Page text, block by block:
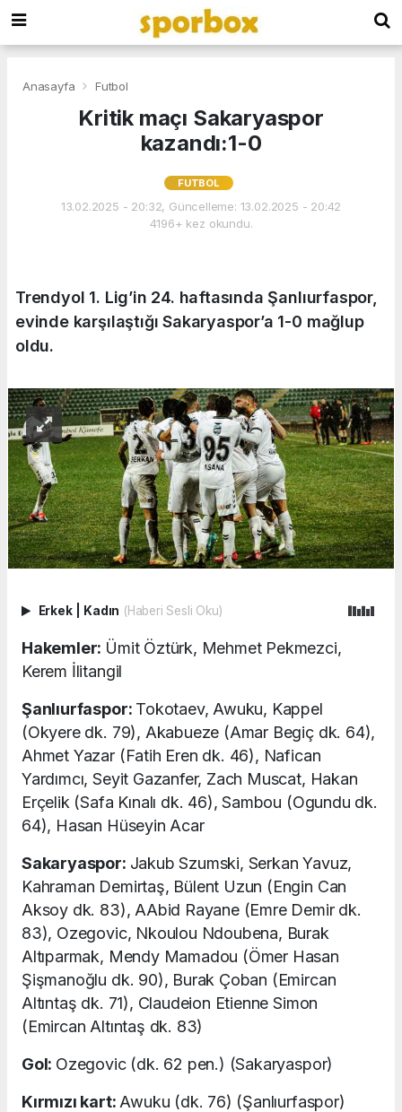
Anasayfa Futbol
Kritik maçı Sakaryaspor
kazandı:1-0
FUTBOL
13.02.2025 - 20:32, Güncelleme: 13.02.2025 - 20:42
4196+ kez okundu.
Trendyol 1. Lig’in 24. haftasında Şanlıurfaspor,
evinde karşılaştığı Sakaryaspor’a 1-0 mağlup
oldu.
Erkek Kadın (Haberi Sesli Oku)
Hakemler: Ümit Öztürk, Mehmet Pekmezci,
Kerem İlitangil
Şanlıurfaspor: Tokotaev, Awuku, Kappel
(Okyere dk. 79), Akabueze (Amar Begiç dk. 64),
Ahmet Yazar (Fatih Eren dk. 46), Nafican
Yardımcı, Seyit Gazanfer, Zach Muscat, Hakan
Erçelik (Safa Kınalı dk. 46), Sambou (Ogundu dk.
64), Hasan Hüseyin Acar
Sakaryaspor: Jakub Szumski, Serkan Yavuz,
Kahraman Demirtaş, Bülent Uzun (Engin Can
Aksoy dk. 83), AAbid Rayane (Emre Demir dk.
83), Ozegovic, Nkoulou Ndoubena, Burak
Altıparmak, Mendy Mamadou (Ömer Hasan
Şişmanoğlu dk. 90), Burak Çoban (Emircan
Altıntaş dk. 71), Claudeion Etienne Simon
(Emircan Altıntaş dk. 83)
Gol: Ozegovic (dk. 62 pen.) (Sakaryaspor)
Kırmızı kart: Awuku (dk. 76) (Şanlıurfaspor)